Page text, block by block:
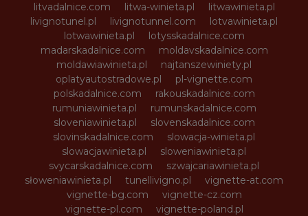
litvadalnice.com
litwa-winieta.pl
litwawinieta.pl
livignotunel.pl
livignotunnel.com
lotvawinieta.pl
lotwawinieta.pl
lotysskadalnice.com
madarskadalnice.com
moldavskadalnice.com
moldawiawinieta.pl
najtanszewiniety.pl
oplatyautostradowe.pl
pl-vignette.com
polskadalnice.com
rakouskadalnice.com
rumuniawinieta.pl
rumunskadalnice.com
sloveniawinieta.pl
slovenskadalnice.com
slovinskadalnice.com
slowacja-winieta.pl
slowacjawinieta.pl
sloweniawinieta.pl
svycarskadalnice.com
szwajcariawinieta.pl
słoweniawinieta.pl
tunellivigno.pl
vignette-at.com
vignette-bg.com
vignette-cz.com
vignette-pl.com
vignette-poland.pl